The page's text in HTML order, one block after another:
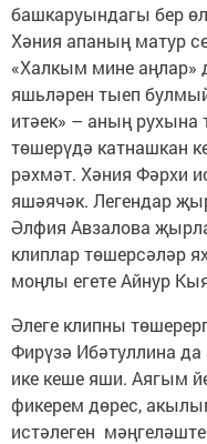
башкаруындагы бер
Хәния апаның матур
«Халкым мине аңлар»
яшьләрен тыеп
итәек» – аның
төшерүдә катнашкан
рәхмәт. Хәния Фәрхи
яшәячәк. Легендар
Әлфия Авзалова
клиплар төшерсәләр
моңлы егете Айнур
Әлеге клипны
Фирүзә Ибәтуллина
ике кеше яши. Аягым
фикерем дөрес,
истәлеген